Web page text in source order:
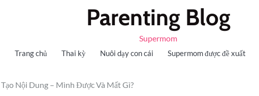
Parenting Blog
Supermom
Trang chủ Thai kỳ Nuôi dạy con cái Supermom được đề xuất
Tạo Nội Dung – Mình Được Và Mất Gì?